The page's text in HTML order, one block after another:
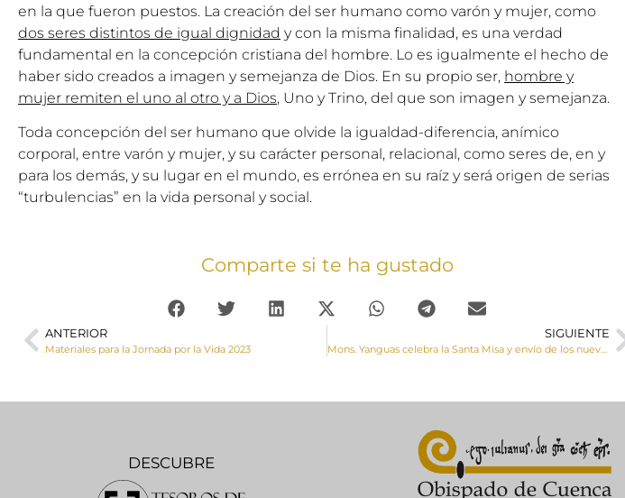
en la que fueron puestos. La creación del ser humano como varón y mujer, como
dos seres distintos de igual dignidad y con la misma finalidad, es una verdad
fundamental en la concepción cristiana del hombre. Lo es igualmente el hecho de
haber sido creados a imagen y semejanza de Dios. En su propio ser, hombre y
mujer remiten el uno al otro y a Dios, Uno y Trino, del que son imagen y semejanza.
Toda concepción del ser humano que olvide la igualdad-diferencia, anímico
corporal, entre varón y mujer, y su carácter personal, relacional, como seres de, en y
para los demás, y su lugar en el mundo, es errónea en su raíz y será origen de serias
“turbulencias” en la vida personal y social.
Comparte si te ha gustado
ANTERIOR
Materiales para la Jornada por la Vida 2023
SIGUIENTE
Mons. Yanguas celebra la Santa Misa y envío de los nuevos Guías de los Talleres de Oración y Vida del P. Larrañaga
DESCUBRE